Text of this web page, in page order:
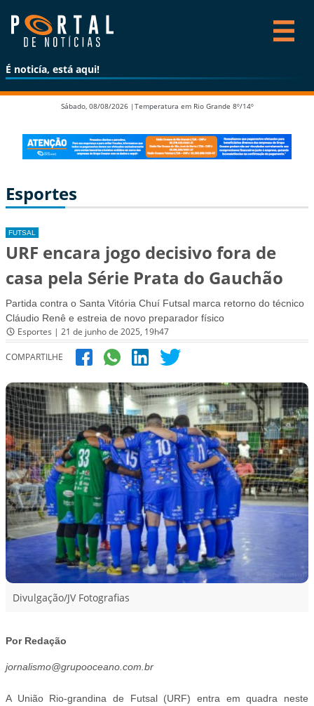
É noticía, está aqui!
Sábado, 08/08/2026 | Temperatura em Rio Grande 8º/14º
Esportes
FUTSAL
URF encara jogo decisivo fora de
casa pela Série Prata do Gauchão
Partida contra o Santa Vitória Chuí Futsal marca retorno do técnico
Cláudio Renê e estreia de novo preparador físico
Esportes | 21 de junho de 2025, 19h47
COMPARTILHE
Divulgação/JV Fotografias
Por Redação
jornalismo@grupooceano.com.br
A União Rio-grandina de Futsal (URF) entra em quadra neste